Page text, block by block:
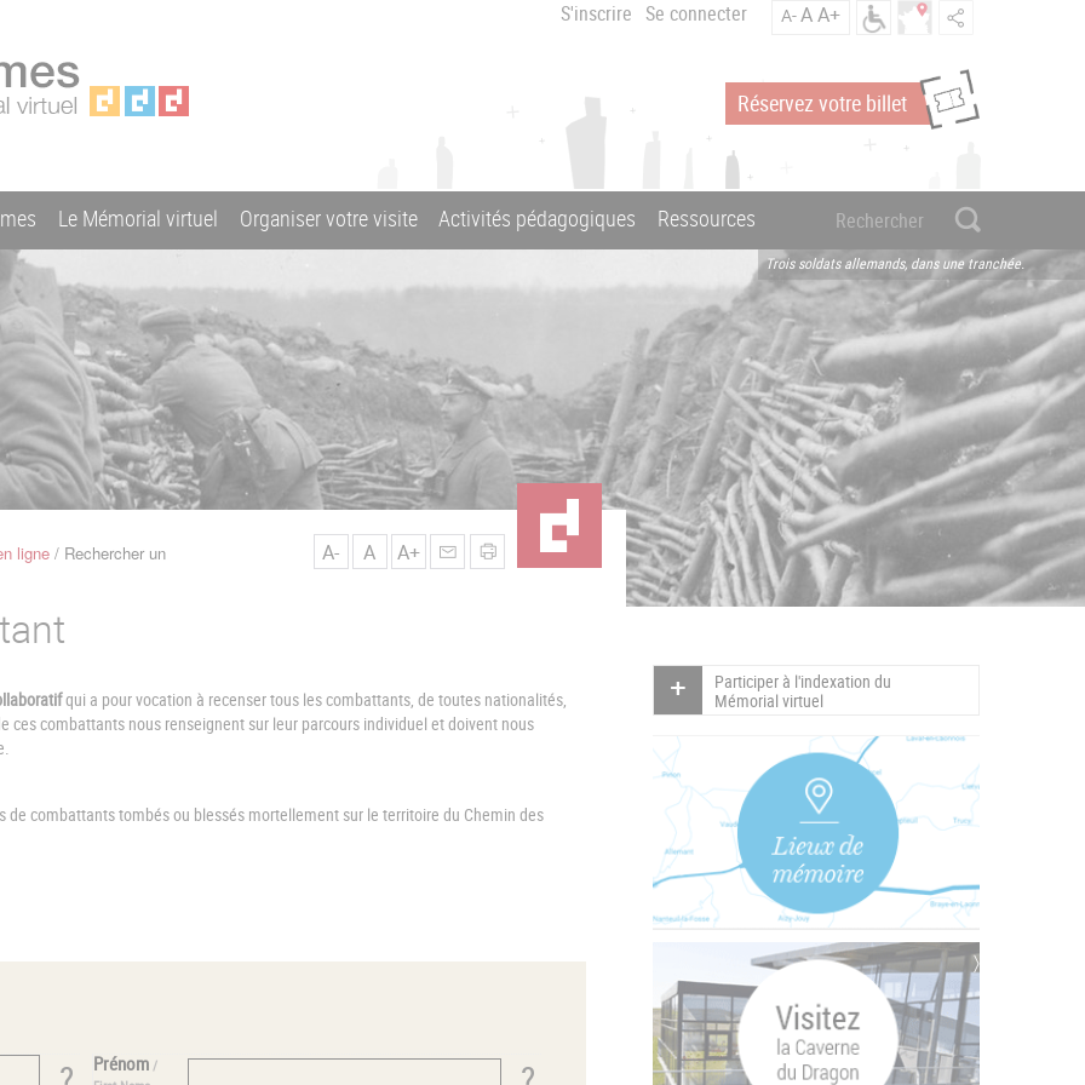
S'inscrire Se connecter A-AA+
Réservez votre billet
Le Mémorial virtuel Organiser votre visite Activités pédagogiques Ressources
Trois soldats allemands, dans une tranchée.
ligne Rechercher un
A- A A+
qui a pour vocation à recenser tous les combattants, de toutes nationalités,
ces combattants nous renseignent sur leur parcours individuel et doivent nous
de combattants tombés ou blessés mortellement sur le territoire du Chemin des
Prénom /
Participer à l'indexation du
Mémorial virtuel